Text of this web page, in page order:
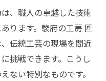
、職人の卓越した技術
ります。駿府の工房 匠
伝統工芸の現場を間近
挑戦できます。こうし
ない特別なものです。